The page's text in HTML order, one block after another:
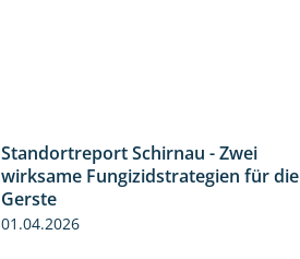
4:27
Standortreport Schirnau - Zwei
wirksame Fungizidstrategien für die
Gerste
01.04.2026